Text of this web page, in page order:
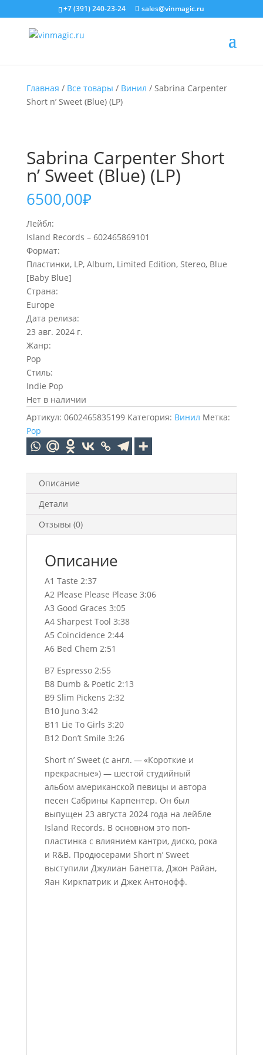
+7 (391) 240-23-24 sales@vinmagic.ru
Главная / Все товары / Винил / Sabrina Carpenter
Short n’ Sweet (Blue) (LP)
Sabrina Carpenter Short
n’ Sweet (Blue) (LP)
6500,00₽
Лейбл:
Island Records – 602465869101
Формат:
Пластинки, LP, Album, Limited Edition, Stereo, Blue
[Baby Blue]
Страна:
Europe
Дата релиза:
23 авг. 2024 г.
Жанр:
Pop
Стиль:
Indie Pop
Нет в наличии
Артикул: 0602465835199 Категория: Винил Метка:
Pop
Описание
Детали
Отзывы (0)
Описание
A1 Taste 2:37
A2 Please Please Please 3:06
A3 Good Graces 3:05
A4 Sharpest Tool 3:38
A5 Coincidence 2:44
A6 Bed Chem 2:51
B7 Espresso 2:55
B8 Dumb & Poetic 2:13
B9 Slim Pickens 2:32
B10 Juno 3:42
B11 Lie To Girls 3:20
B12 Don’t Smile 3:26
Short n’ Sweet (с англ. — «Короткие и
прекрасные») — шестой студийный
альбом американской певицы и автора
песен Сабрины Карпентер. Он был
выпущен 23 августа 2024 года на лейбле
Island Records. В основном это поп-
пластинка с влиянием кантри, диско, рока
и R&B. Продюсерами Short n’ Sweet
выступили Джулиан Банетта, Джон Райан,
Яан Киркпатрик и Джек Антонофф.